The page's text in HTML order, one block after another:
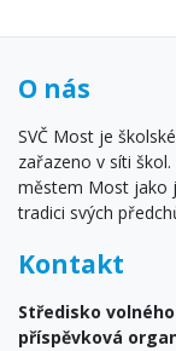
O nás
SVČ Most je
zařazeno v síti
městem Most jako
tradici svých
Kontakt
Středisko
příspěvková